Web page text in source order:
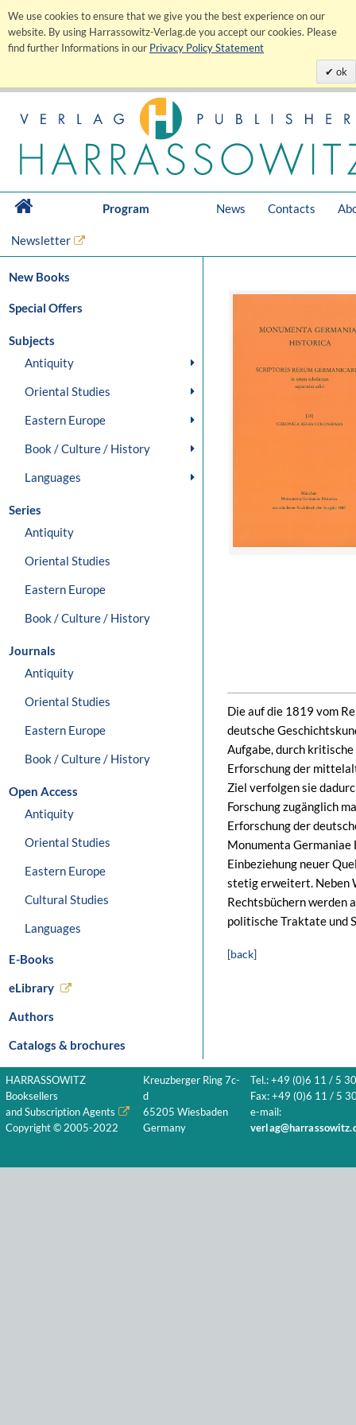
We use cookies to ensure that we give you the best experience on our
website. By using Harrassowitz-Verlag.de you accept our cookies. Please
find further Informations in our Privacy Policy Statement
ok
Program News Contacts
Newsletter
New Books
Special Offers
Subjects
Antiquity
Oriental Studies
Eastern Europe
Book / Culture / History
Languages
Series
Antiquity
Oriental Studies
Eastern Europe
Book / Culture / History
Journals
Antiquity
Oriental Studies
Eastern Europe
Book / Culture / History
Open Access
Antiquity
Oriental Studies
Eastern Europe
Cultural Studies
Languages
E-Books
eLibrary
Authors
Catalogs & brochures
Die auf die 1819 vom
deutsche
Aufgabe, durch
Erforschung der
Ziel verfolgen sie
Forschung zugänglich
Erforschung der
Monumenta Germaniae
Einbeziehung neuer
stetig erweitert. Neben
Rechtsbüchern werden
politische Traktate und
[back]
HARRASSOWITZ
Booksellers
and Subscription Agents
Copyright © 2005-2022
Kreuzberger Ring 7c-
d
65205 Wiesbaden
Germany
Tel.: +49 (0)6 11 / 5
Fax: +49 (0)6 11 / 5
e-mail: